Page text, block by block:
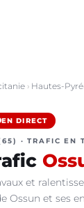
› Hautes-
EN DIRECT
· TRAFIC EN
et
Ossun et ses